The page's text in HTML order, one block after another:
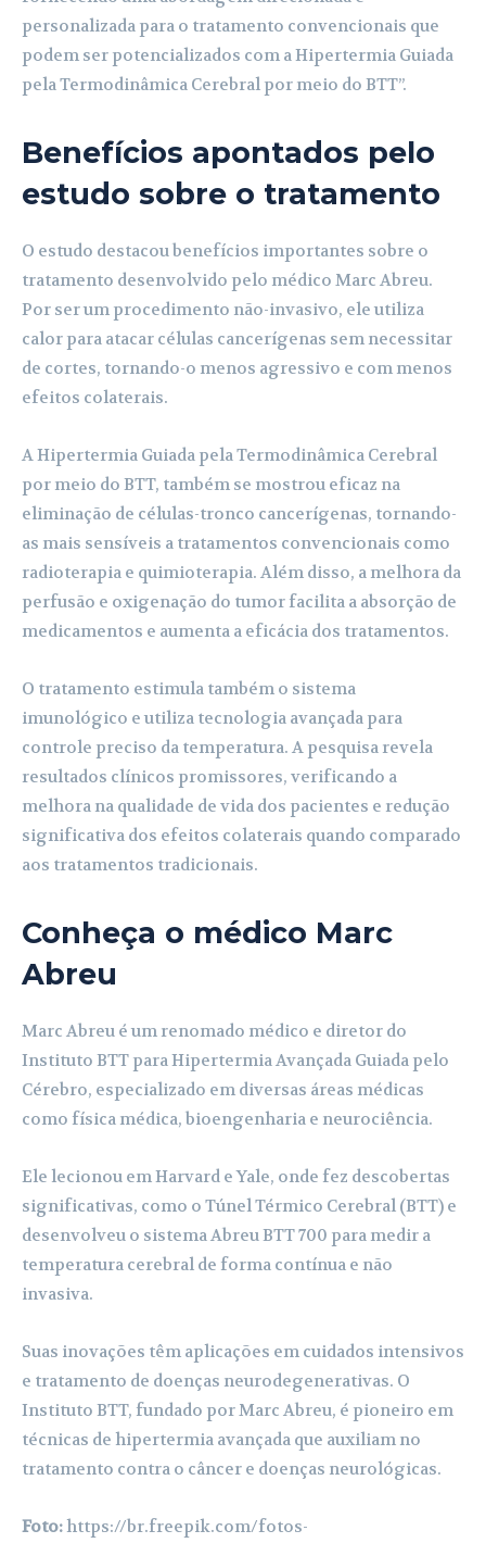
personalizada para o tratamento convencionais que
podem ser potencializados com a Hipertermia Guiada
pela Termodinâmica Cerebral por meio do BTT”.
Benefícios apontados pelo
estudo sobre o tratamento
O estudo destacou benefícios importantes sobre o
tratamento desenvolvido pelo médico Marc Abreu.
Por ser um procedimento não-invasivo, ele utiliza
calor para atacar células cancerígenas sem necessitar
de cortes, tornando-o menos agressivo e com menos
efeitos colaterais.
A Hipertermia Guiada pela Termodinâmica Cerebral
por meio do BTT, também se mostrou eficaz na
eliminação de células-tronco cancerígenas, tornando-
as mais sensíveis a tratamentos convencionais como
radioterapia e quimioterapia. Além disso, a melhora da
perfusão e oxigenação do tumor facilita a absorção de
medicamentos e aumenta a eficácia dos tratamentos.
O tratamento estimula também o sistema
imunológico e utiliza tecnologia avançada para
controle preciso da temperatura. A pesquisa revela
resultados clínicos promissores, verificando a
melhora na qualidade de vida dos pacientes e redução
significativa dos efeitos colaterais quando comparado
aos tratamentos tradicionais.
Conheça o médico Marc
Abreu
Marc Abreu é um renomado médico e diretor do
Instituto BTT para Hipertermia Avançada Guiada pelo
Cérebro, especializado em diversas áreas médicas
como física médica, bioengenharia e neurociência.
Ele lecionou em Harvard e Yale, onde fez descobertas
significativas, como o Túnel Térmico Cerebral (BTT) e
desenvolveu o sistema Abreu BTT 700 para medir a
temperatura cerebral de forma contínua e não
invasiva.
Suas inovações têm aplicações em cuidados intensivos
e tratamento de doenças neurodegenerativas. O
Instituto BTT, fundado por Marc Abreu, é pioneiro em
técnicas de hipertermia avançada que auxiliam no
tratamento contra o câncer e doenças neurológicas.
Foto:https://br.freepik.com/fotos-